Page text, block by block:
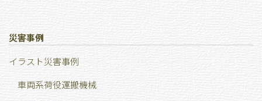
災害事例
イラスト災害事例
車両系荷役運搬機械